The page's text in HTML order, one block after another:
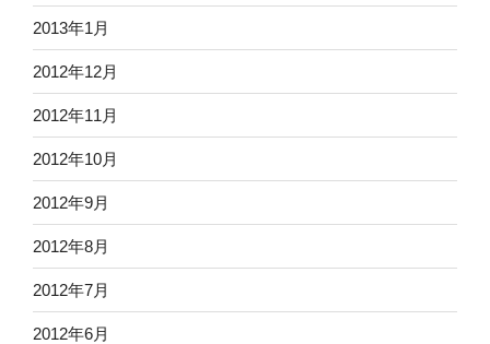
2013年1月
2012年12月
2012年11月
2012年10月
2012年9月
2012年8月
2012年7月
2012年6月